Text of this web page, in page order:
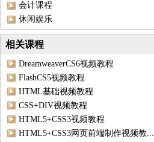
会计课程
休闲娱乐
相关课程
DreamweaverCS6视频教程
FlashCS5视频教程
HTML基础视频教程
CSS+DIV视频教程
HTML5+CSS3视频教程
HTML5+CSS3网页前端制作视频教...